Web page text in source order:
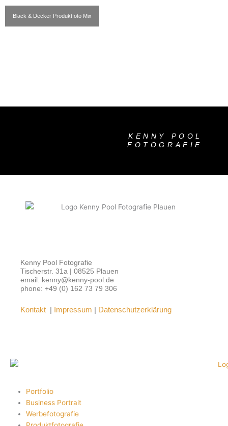
Black & Decker Produktfoto Mix
KENNY POOL
FOTOGRAFIE
Kenny Pool Fotografie
Tischerstr. 31a | 08525 Plauen
email: kenny@kenny-pool.de
phone: +49 (0) 162 73 79 306
Kontakt | Impressum | Datenschutzerklärung
Portfolio
Business Portrait
Werbefotografie